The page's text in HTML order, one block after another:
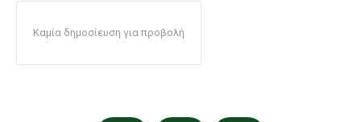
Καμία δημοσίευση για προβολή